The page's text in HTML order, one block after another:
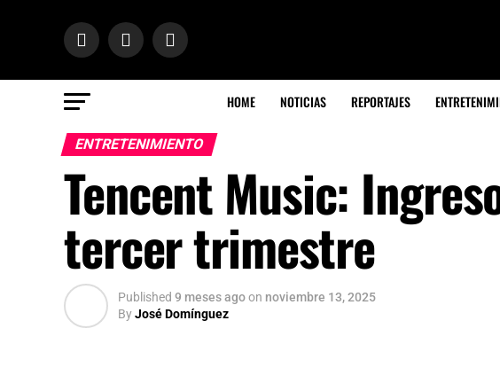
HOME NOTICIAS REPORTAJES
ENTRETENIMIENTO
Tencent Music:
tercer trimestre
Published 9 meses agoon noviembre 13, 2025
ByJosé Domínguez